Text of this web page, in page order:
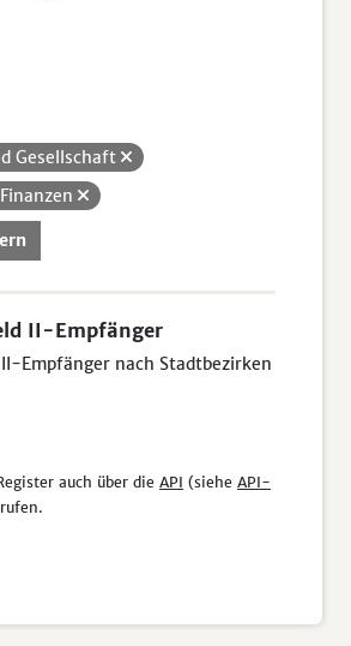
Gesellschaft
II-Empfänger
Empfänger nach Stadtbezirken
auch über die API (siehe API-